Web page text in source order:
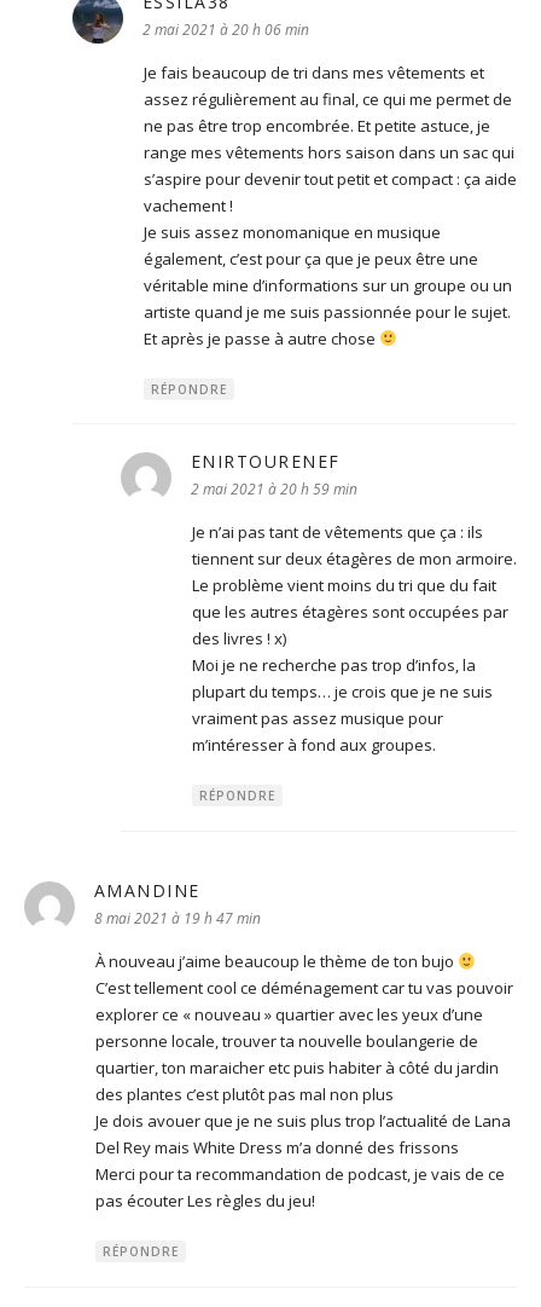
2 mai 2021 à 20 h 06 min
Je fais beaucoup de tri dans mes vêtements et
assez régulièrement au final, ce qui me permet de
ne pas être trop encombrée. Et petite astuce, je
range mes vêtements hors saison dans un sac qui
s’aspire pour devenir tout petit et compact : ça aide
vachement !
Je suis assez monomanique en musique
également, c’est pour ça que je peux être une
véritable mine d’informations sur un groupe ou un
artiste quand je me suis passionnée pour le sujet.
Et après je passe à autre chose
RÉPONDRE
ENIRTOURENEF
2 mai 2021 à 20 h 59 min
Je n’ai pas tant de vêtements que ça : ils
tiennent sur deux étagères de mon armoire.
Le problème vient moins du tri que du fait
que les autres étagères sont occupées par
des livres ! x)
Moi je ne recherche pas trop d’infos, la
plupart du temps… je crois que je ne suis
vraiment pas assez musique pour
m’intéresser à fond aux groupes.
RÉPONDRE
AMANDINE
8 mai 2021 à 19 h 47 min
À nouveau j’aime beaucoup le thème de ton bujo
C’est tellement cool ce déménagement car tu vas pouvoir
explorer ce « nouveau » quartier avec les yeux d’une
personne locale, trouver ta nouvelle boulangerie de
quartier, ton maraicher etc puis habiter à côté du jardin
des plantes c’est plutôt pas mal non plus
Je dois avouer que je ne suis plus trop l’actualité de Lana
Del Rey mais White Dress m’a donné des frissons
Merci pour ta recommandation de podcast, je vais de ce
pas écouter Les règles du jeu!
RÉPONDRE